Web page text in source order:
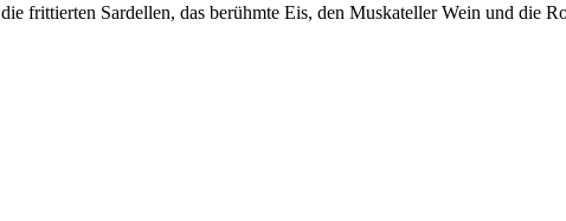
frittierten Sardellen, das berühmte Eis, den Muskateller Wein und die